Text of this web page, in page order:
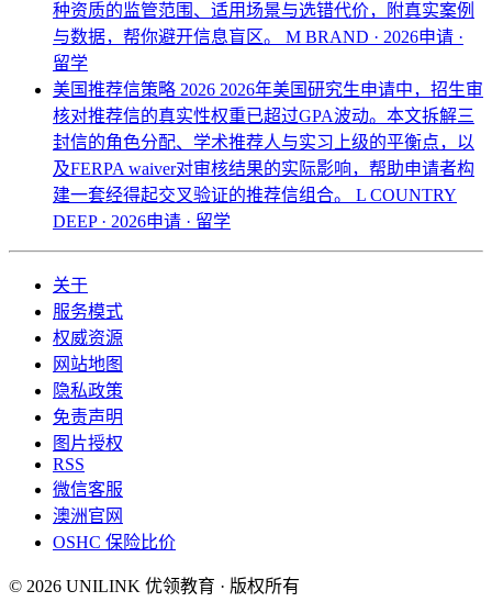
种资质的监管范围、适用场景与选错代价，附真实案例
与数据，帮你避开信息盲区。 M BRAND · 2026申请 ·
留学
美国推荐信策略 2026 2026年美国研究生申请中，招生审
核对推荐信的真实性权重已超过GPA波动。本文拆解三
封信的角色分配、学术推荐人与实习上级的平衡点，以
及FERPA waiver对审核结果的实际影响，帮助申请者构
建一套经得起交叉验证的推荐信组合。 L COUNTRY
DEEP · 2026申请 · 留学
关于
服务模式
权威资源
网站地图
隐私政策
免责声明
图片授权
RSS
微信客服
澳洲官网
OSHC 保险比价
© 2026 UNILINK 优领教育 · 版权所有